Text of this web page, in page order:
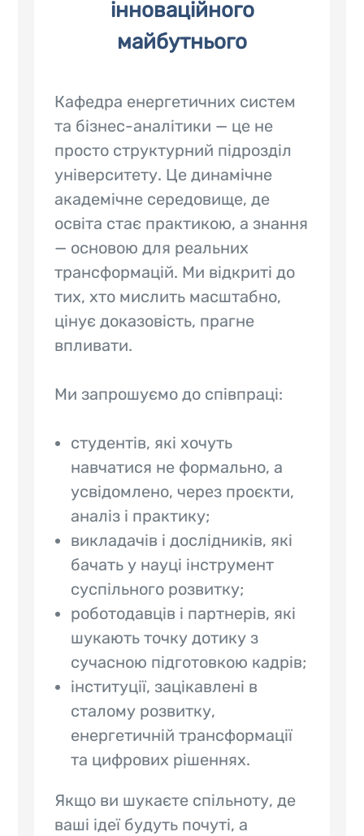
інноваційного
майбутнього
Кафедра енергетичних систем
та бізнес-аналітики — це не
просто структурний підрозділ
університету. Це динамічне
академічне середовище, де
освіта стає практикою, а знання
— основою для реальних
трансформацій. Ми відкриті до
тих, хто мислить масштабно,
цінує доказовість, прагне
впливати.
Ми запрошуємо до співпраці:
студентів, які хочуть
навчатися не формально, а
усвідомлено, через проєкти,
аналіз і практику;
викладачів і дослідників, які
бачать у науці інструмент
суспільного розвитку;
роботодавців і партнерів, які
шукають точку дотику з
сучасною підготовкою кадрів;
інституції, зацікавлені в
сталому розвитку,
енергетичній трансформації
та цифрових рішеннях.
Якщо ви шукаєте спільноту, де
ваші ідеї будуть почуті, а